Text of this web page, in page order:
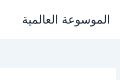
الموسوعة العالمية